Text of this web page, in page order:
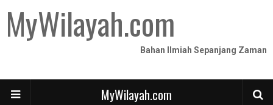
MyWilayah.com
Bahan Ilmiah Sepanjang Zaman
MyWilayah.com